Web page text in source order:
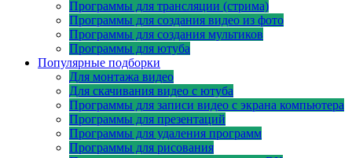
Программы для трансляции (стрима)
Программы для создания видео из фото
Программы для создания мультиков
Программы для ютуба
Популярные подборки
Для монтажа видео
Для скачивания видео с ютуба
Программы для записи видео с экрана компьютера
Программы для презентаций
Программы для удаления программ
Программы для рисования